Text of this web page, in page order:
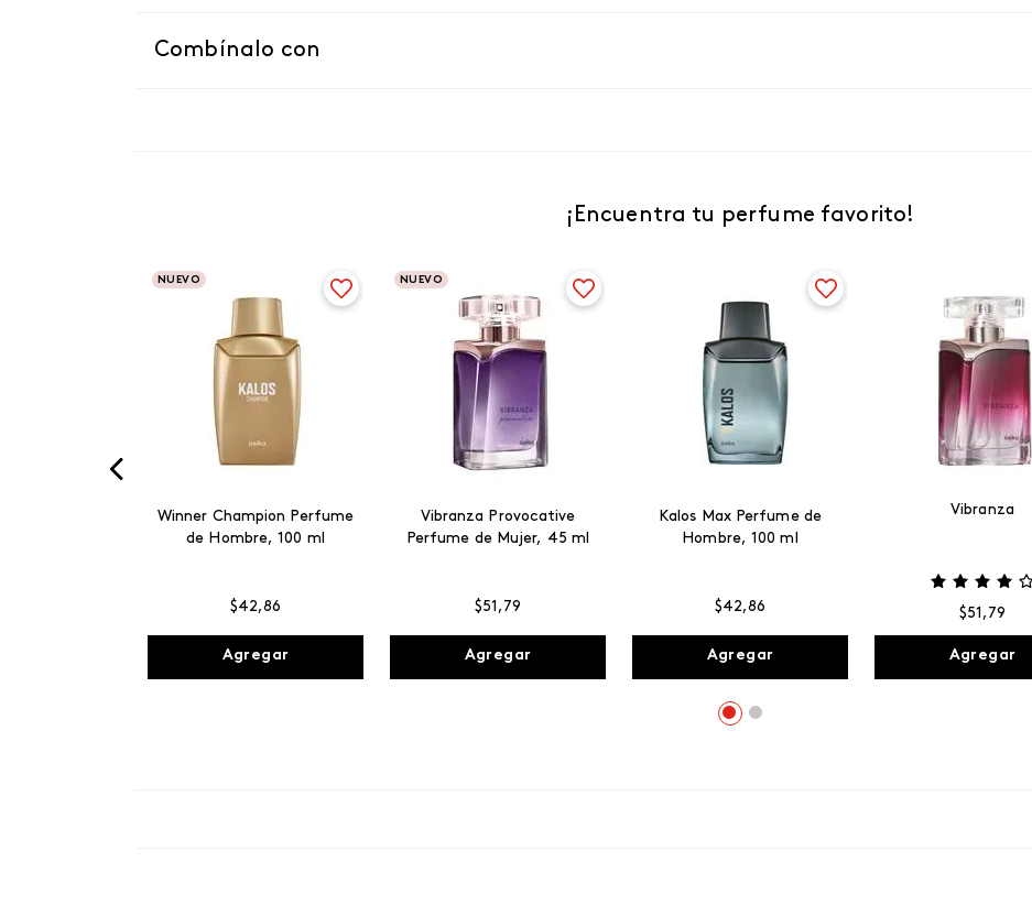
Combínalo con
¡Encuentra tu perfume favorito!
NUEVO
Winner Champion Perfume
de Hombre, 100 ml
$42,86
Agregar
NUEVO
Vibranza Provocative
Perfume de Mujer, 45 ml
$51 , 79
Agregar
Kalos Max Perfume de
Hombre, 100 ml
$42,86
Agregar
Vibranza
$51 , 79
Agregar